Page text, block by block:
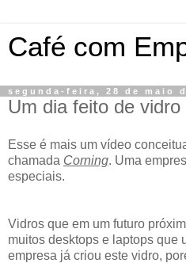
Café com
segunda-feira, 28 de maio
Um dia feito de vidro
Esse é mais um vídeo
chamada Corning. Uma
especiais.
Vidros que em um futuro
muitos desktops e laptops que
empresa já criou este vidro,